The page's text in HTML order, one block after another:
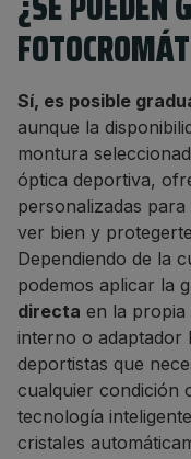
Sí, es posible
aunque la
montura
óptica deportiva,
personalizadas
ver bien y
Dependiendo de la
podemos aplicar la
directa en la propia
interno o adaptador
deportistas que
cualquier condición
tecnología
cristales